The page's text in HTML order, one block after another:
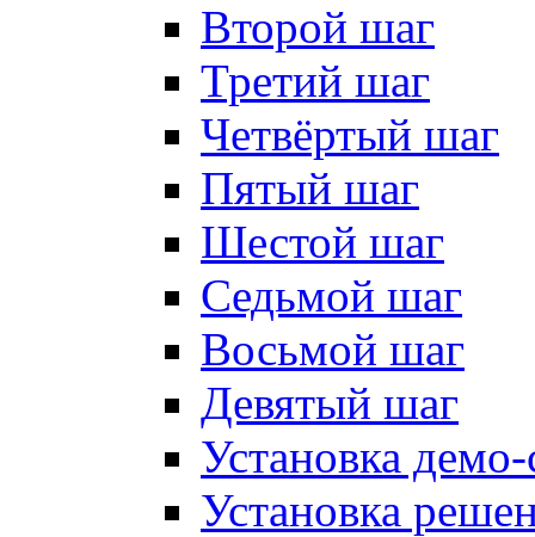
Второй шаг
Третий шаг
Четвёртый шаг
Пятый шаг
Шестой шаг
Седьмой шаг
Восьмой шаг
Девятый шаг
Установка
Установка